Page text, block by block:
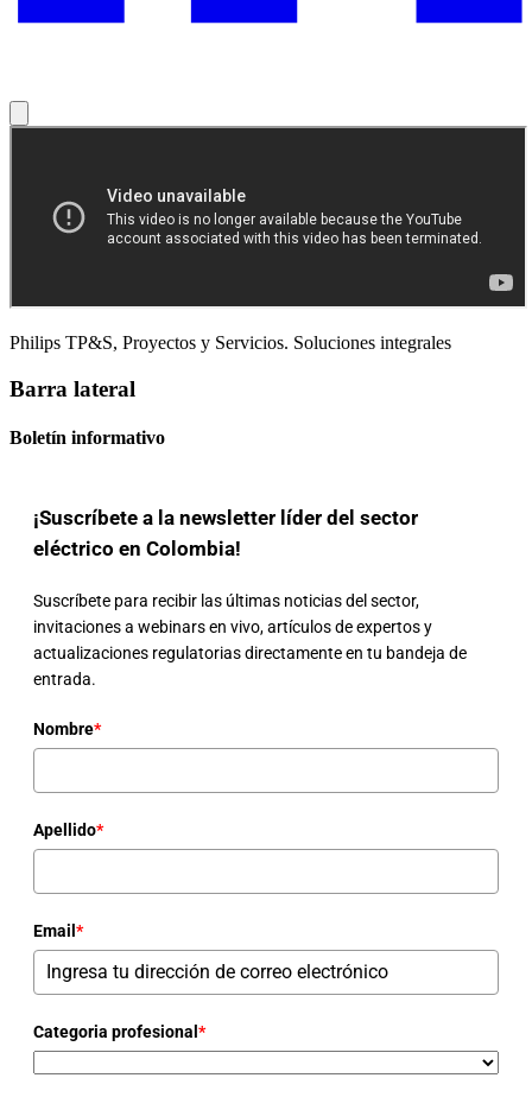
Philips TP&S, Proyectos y Servicios. Soluciones integrales
Barra lateral
Boletín informativo
¡Suscríbete a la newsletter líder del sector
eléctrico en Colombia!
Suscríbete para recibir las últimas noticias del sector,
invitaciones a webinars en vivo, artículos de expertos y
actualizaciones regulatorias directamente en tu bandeja de
entrada.
Nombre*
Apellido*
Email *
Categoria profesional *